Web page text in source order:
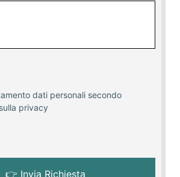
dati personali secondo
privacy